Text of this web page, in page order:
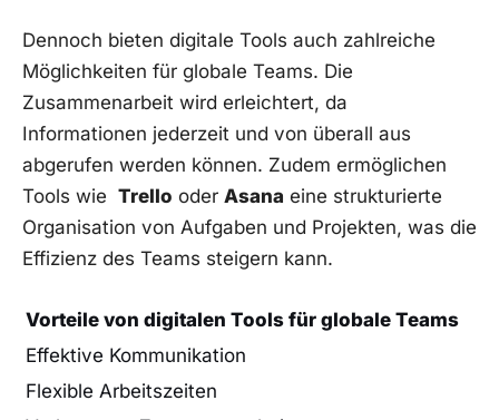
Dennoch bieten digitale Tools auch⁢ zahlreiche
Möglichkeiten für globale⁤ Teams. Die
Zusammenarbeit‌ wird‍ erleichtert,‌ da​
Informationen jederzeit und von ‌überall aus
abgerufen werden können. Zudem ermöglichen
Tools wie ‍ Trello ⁤oder⁢ Asana eine strukturierte
Organisation von Aufgaben⁢ und Projekten, was‌ die
Effizienz des Teams⁣ steigern⁤ kann.
Vorteile von digitalen Tools für globale Teams
Effektive⁢ Kommunikation
Flexible Arbeitszeiten